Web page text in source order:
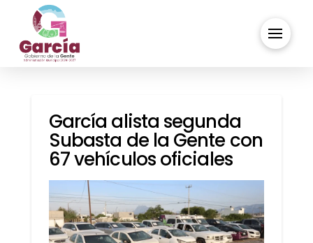
García alista segunda
Subasta de la Gente con
67 vehículos oficiales